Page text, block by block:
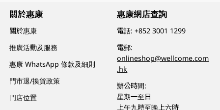
關於惠康
關於惠康
推廣活動及服務
惠康 WhatsApp 條款及細則
門市退/換貨政策
門店位置
惠康網店查詢
電話:+852 3001 1299
電郵:
onlineshop@wellcome.com
.hk
辦公時間:
星期一至日
上午九時至晚上六時